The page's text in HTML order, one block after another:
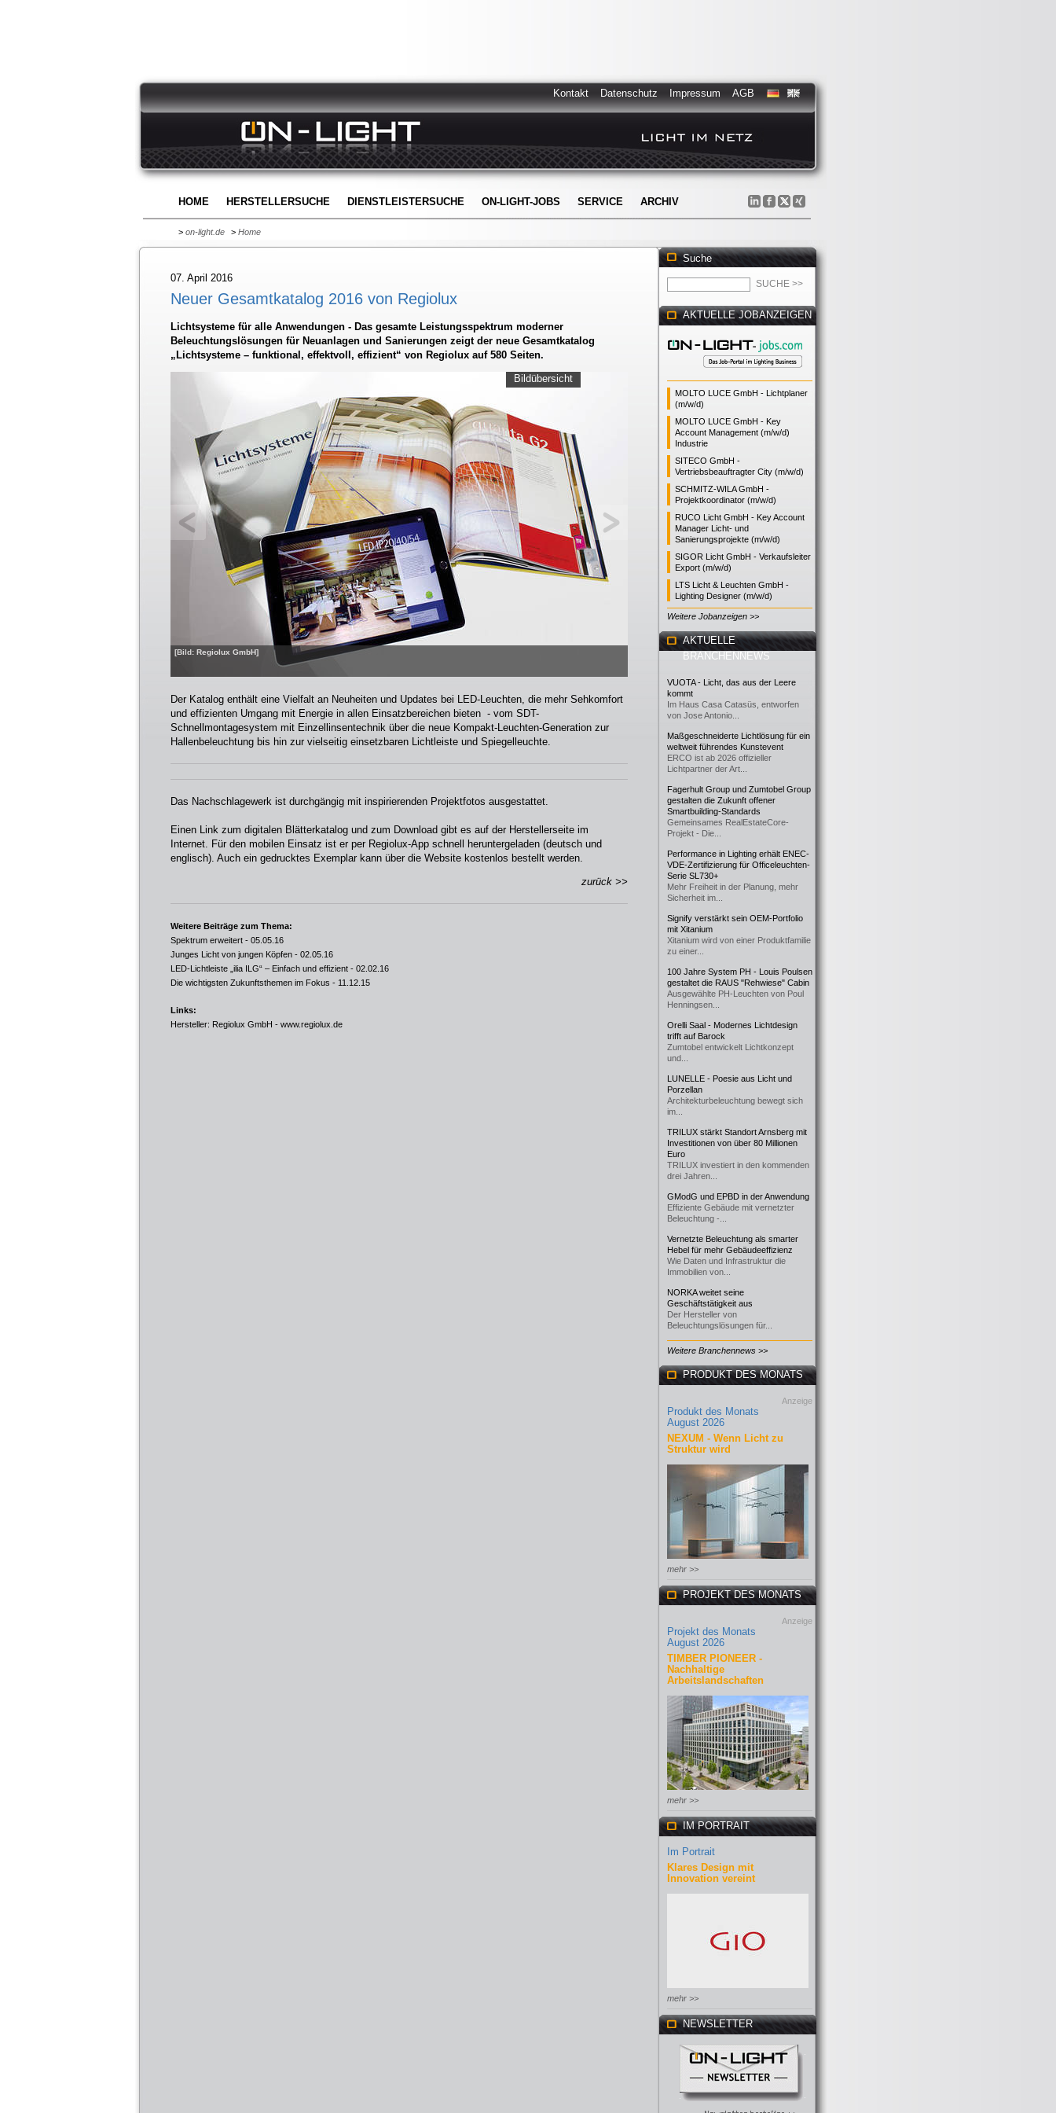
Kontakt Datenschutz Impressum AGB
HOME HERSTELLERSUCHE DIENSTLEISTERSUCHE ON-LIGHT-JOBS SERVICE ARCHIV
> on-light.de > Home
07. April 2016
Neuer Gesamtkatalog 2016 von Regiolux
Lichtsysteme für alle Anwendungen - Das gesamte Leistungsspektrum moderner
Beleuchtungslösungen für Neuanlagen und Sanierungen zeigt der neue Gesamtkatalog
„Lichtsysteme – funktional, effektvoll, effizient“ von Regiolux auf 580 Seiten.
[Bild: Regiolux GmbH]
Bildübersicht
Der Katalog enthält eine Vielfalt an Neuheiten und Updates bei LED-Leuchten, die mehr Sehkomfort
und effizienten Umgang mit Energie in allen Einsatzbereichen bieten - vom SDT-
Schnellmontagesystem mit Einzellinsentechnik über die neue Kompakt-Leuchten-Generation zur
Hallenbeleuchtung bis hin zur vielseitig einsetzbaren Lichtleiste und Spiegelleuchte.
Das Nachschlagewerk ist durchgängig mit inspirierenden Projektfotos ausgestattet.
Einen Link zum digitalen Blätterkatalog und zum Download gibt es auf der Herstellerseite im
Internet. Für den mobilen Einsatz ist er per Regiolux-App schnell heruntergeladen (deutsch und
englisch). Auch ein gedrucktes Exemplar kann über die Website kostenlos bestellt werden.
zurück >>
Weitere Beiträge zum Thema:
Spektrum erweitert - 05.05.16
Junges Licht von jungen Köpfen - 02.05.16
LED-Lichtleiste „ilia ILG“ – Einfach und effizient - 02.02.16
Die wichtigsten Zukunftsthemen im Fokus - 11.12.15
Links:
Hersteller: Regiolux GmbH - www.regiolux.de
Suche
AKTUELLE JOBANZEIGEN
MOLTO LUCE GmbH - Lichtplaner
(m/w/d)
MOLTO LUCE GmbH - Key
Account Management (m/w/d)
Industrie
SITECO GmbH -
Vertriebsbeauftragter City (m/w/d)
SCHMITZ-WILA GmbH -
Projektkoordinator (m/w/d)
RUCO Licht GmbH - Key Account
Manager Licht- und
Sanierungsprojekte (m/w/d)
SIGOR Licht GmbH - Verkaufsleiter
Export (m/w/d)
LTS Licht & Leuchten GmbH -
Lighting Designer (m/w/d)
Weitere Jobanzeigen >>
AKTUELLE
BRANCHENNEWS
VUOTA - Licht, das aus der Leere
kommt
Im Haus Casa Catasüs, entworfen
von Jose Antonio...
Maßgeschneiderte Lichtlösung für ein
weltweit führendes Kunstevent
ERCO ist ab 2026 offizieller
Lichtpartner der Art...
Fagerhult Group und Zumtobel Group
gestalten die Zukunft offener
Smartbuilding-Standards
Gemeinsames RealEstateCore-
Projekt - Die...
Performance in Lighting erhält ENEC-
VDE-Zertifizierung für Officeleuchten-
Serie SL730+
Mehr Freiheit in der Planung, mehr
Sicherheit im...
Signify verstärkt sein OEM-Portfolio
mit Xitanium
Xitanium wird von einer Produktfamilie
zu einer...
100 Jahre System PH - Louis Poulsen
gestaltet die RAUS "Rehwiese" Cabin
Ausgewählte PH-Leuchten von Poul
Henningsen...
Orelli Saal - Modernes Lichtdesign
trifft auf Barock
Zumtobel entwickelt Lichtkonzept
und...
LUNELLE - Poesie aus Licht und
Porzellan
Architekturbeleuchtung bewegt sich
im...
TRILUX stärkt Standort Arnsberg mit
Investitionen von über 80 Millionen
Euro
TRILUX investiert in den kommenden
drei Jahren...
GModG und EPBD in der Anwendung
Effiziente Gebäude mit vernetzter
Beleuchtung -...
Vernetzte Beleuchtung als smarter
Hebel für mehr Gebäudeeffizienz
Wie Daten und Infrastruktur die
Immobilien von...
NORKA weitet seine
Geschäftstätigkeit aus
Der Hersteller von
Beleuchtungslösungen für...
Weitere Branchennews >>
PRODUKT DES MONATS
Anzeige
Produkt des Monats
August 2026
NEXUM - Wenn Licht zu
Struktur wird
mehr >>
PROJEKT DES MONATS
Anzeige
Projekt des Monats
August 2026
TIMBER PIONEER -
Nachhaltige
Arbeitslandschaften
mehr >>
IM PORTRAIT
Im Portrait
Klares Design mit
Innovation vereint
mehr >>
NEWSLETTER